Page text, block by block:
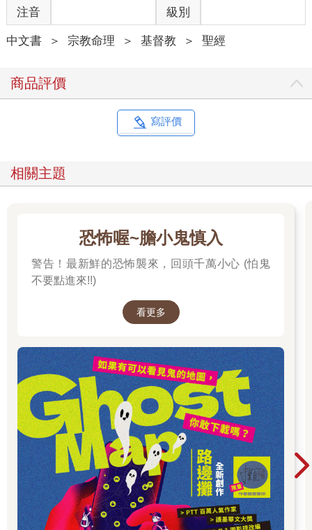
注音 級別
中文書 ＞ 宗教命理 ＞ 基督教 ＞ 聖經
商品評價
寫評價
相關主題
恐怖喔~膽小鬼慎入
警告！最新鮮的恐怖襲來，回頭千萬小心 (怕鬼
不要點進來!!)
看更多